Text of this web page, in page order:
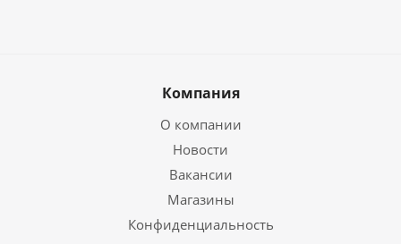
Компания
О компании
Новости
Вакансии
Магазины
Конфиденциальность